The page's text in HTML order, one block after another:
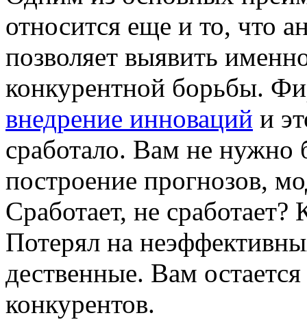
относится еще и то, что
позволяет выявить
конкурентной борьбы.
внедрение инноваций и
сработало. Вам не нужно
построение прогнозов,
Сработает, не
Потерял на
дественные. Вам
конкурентов.